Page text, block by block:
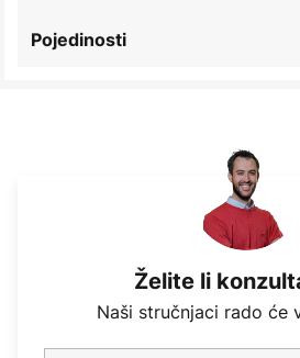
Pojedinosti
Želite li
Naši stručnjaci rado će